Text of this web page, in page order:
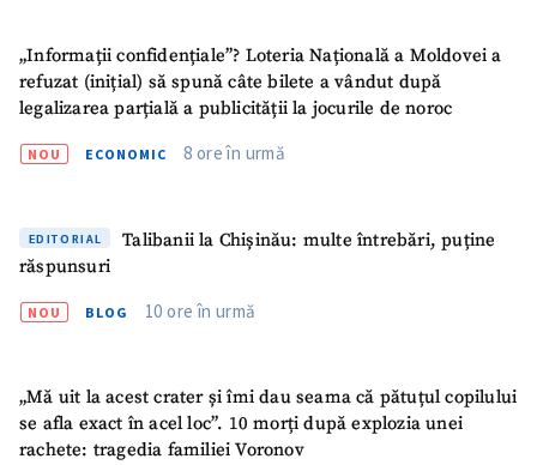
„Informații confidențiale”? Loteria Națională a Moldovei a
refuzat (inițial) să spună câte bilete a vândut după
legalizarea parțială a publicității la jocurile de noroc
NOU ECONOMIC 8 ore în urmă
EDITORIAL
Talibanii la Chișinău: multe întrebări, puține
răspunsuri
NOU BLOG 10 ore în urmă
„Mă uit la acest crater și îmi dau seama că pătuțul copilului
se afla exact în acel loc”. 10 morți după explozia unei
rachete: tragedia familiei Voronov
Mesajul știrei
+ Mesajul știrei
Sursă anonimă
+ Numele meu
Telefon
+ Telefon personal